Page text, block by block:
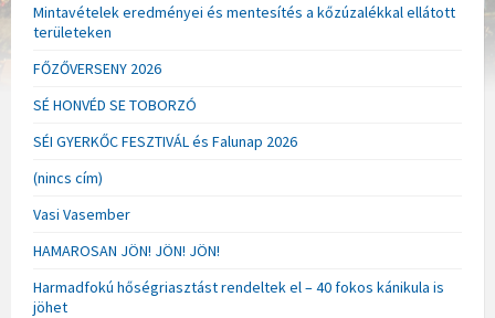
Mintavételek eredményei és mentesítés a kőzúzalékkal ellátott
területeken
FŐZŐVERSENY 2026
SÉ HONVÉD SE TOBORZÓ
SÉI GYERKŐC FESZTIVÁL és Falunap 2026
(nincs cím)
Vasi Vasember
HAMAROSAN JÖN! JÖN! JÖN!
Harmadfokú hőségriasztást rendeltek el – 40 fokos kánikula is
jöhet